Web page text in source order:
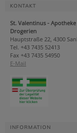
KONTAKT
St. Valentinus -
Drogerien
Hauptstraße 22, 4300
Tel. +43 7435 52413
Fax +43 7435 54950
E-Mail
INFORMATION